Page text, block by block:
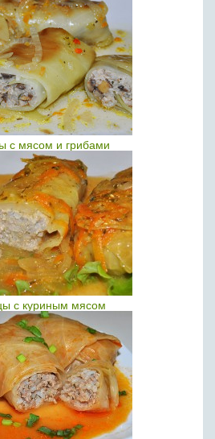
с мясом и грибами
с куриным мясом